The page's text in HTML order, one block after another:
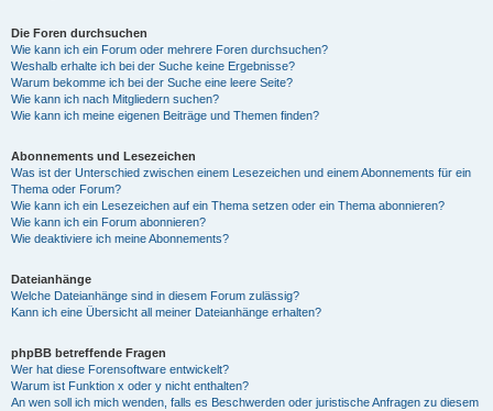
Die Foren durchsuchen
Wie kann ich ein Forum oder mehrere Foren durchsuchen?
Weshalb erhalte ich bei der Suche keine Ergebnisse?
Warum bekomme ich bei der Suche eine leere Seite?
Wie kann ich nach Mitgliedern suchen?
Wie kann ich meine eigenen Beiträge und Themen finden?
Abonnements und Lesezeichen
Was ist der Unterschied zwischen einem Lesezeichen und einem Abonnements für ein
Thema oder Forum?
Wie kann ich ein Lesezeichen auf ein Thema setzen oder ein Thema abonnieren?
Wie kann ich ein Forum abonnieren?
Wie deaktiviere ich meine Abonnements?
Dateianhänge
Welche Dateianhänge sind in diesem Forum zulässig?
Kann ich eine Übersicht all meiner Dateianhänge erhalten?
phpBB betreffende Fragen
Wer hat diese Forensoftware entwickelt?
Warum ist Funktion x oder y nicht enthalten?
An wen soll ich mich wenden, falls es Beschwerden oder juristische Anfragen zu diesem